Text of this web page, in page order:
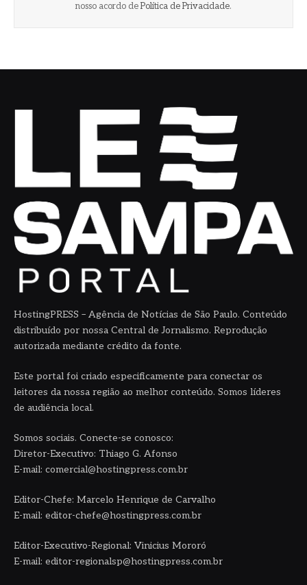
nosso acordo de Política de Privacidade.
HostingPRESS – Agência de Notícias de São Paulo. Conteúdo
distribuído por nossa Central de Jornalismo. Reprodução
autorizada mediante crédito da fonte.
Este portal foi criado especificamente para conectar os
leitores da nossa região ao melhor conteúdo. Somos líderes
de audiência local.
Somos sociais. Conecte-se conosco:
Diretor-Executivo: Thiago G. Afonso
E-mail: comercial@hostingpress.com.br
Editor-Chefe: Marcelo Henrique de Carvalho
E-mail: editor-chefe@hostingpress.com.br
Editor-Executivo-Regional: Vinicius Mororó
E-mail: editor-regionalsp@hostingpress.com.br